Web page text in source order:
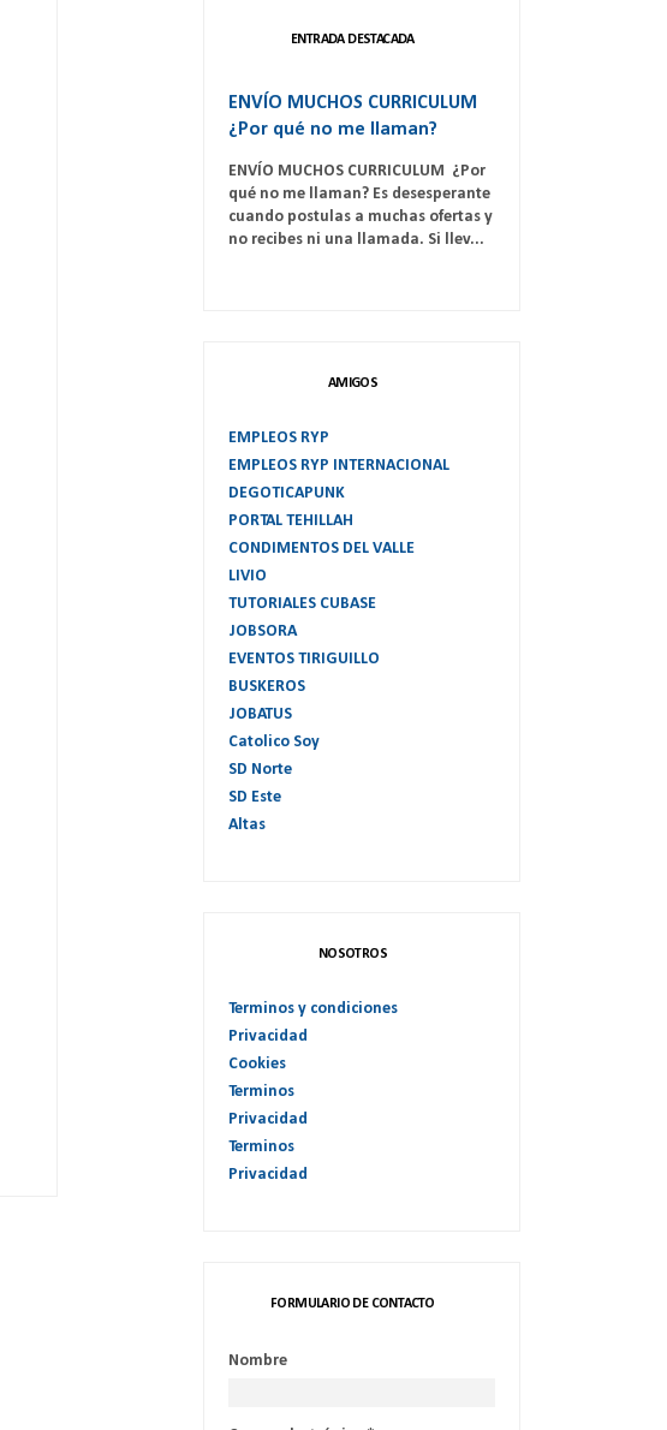
ENTRADA DESTACADA
ENVÍO MUCHOS CURRICULUM
¿Por qué no me llaman?
ENVÍO MUCHOS CURRICULUM ¿Por
qué no me llaman? Es desesperante
cuando postulas a muchas ofertas y
no recibes ni una llamada. Si llev...
AMIGOS
EMPLEOS RYP
EMPLEOS RYP INTERNACIONAL
DEGOTICAPUNK
PORTAL TEHILLAH
CONDIMENTOS DEL VALLE
LIVIO
TUTORIALES CUBASE
JOBSORA
EVENTOS TIRIGUILLO
BUSKEROS
JOBATUS
Catolico Soy
SD Norte
SD Este
Altas
NOSOTROS
Terminos y condiciones
Privacidad
Cookies
Terminos
Privacidad
Terminos
Privacidad
FORMULARIO DE CONTACTO
Nombre